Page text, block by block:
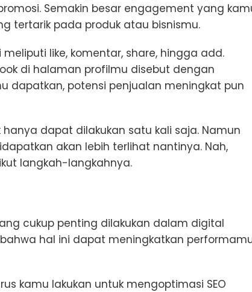
Semakin besar engagement yang
tertarik pada produk atau bisnismu.
like, komentar, share, hingga add.
di halaman profilmu disebut dengan
dapatkan, potensi penjualan meningkat pun
dapat dilakukan satu kali saja. Namun
akan lebih terlihat nantinya. Nah,
langkah-langkahnya.
cukup penting dilakukan dalam digital
hal ini dapat meningkatkan
kamu lakukan untuk mengoptimasi SEO